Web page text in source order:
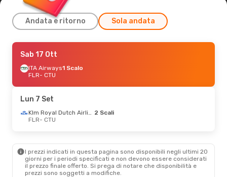
Andata e ritorno Sola andata
Sab 22 Ago
Lufthansa1 Scalo
FLR- CTU
CTU- FLR
Lun 7 Set- Lun 14 Set
- FLR
Sab 17 Ott
ITA Airways1 Scalo
FLR- CTU
Lun 7 Set
Klm Royal Dutch Airlines 2 Scali
FLR- CTU
I prezzi indicati in questa pagina sono disponibili negli ultimi 20
giorni per i periodi specificati e non devono essere considerati
il ​​prezzo finale offerto. Si prega di notare che disponibilità e
prezzi sono soggetti a modifiche.